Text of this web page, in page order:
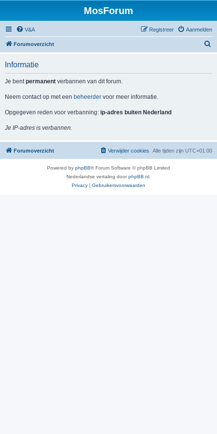
MosForum
V&A Aanmelden
Registreer
Forumoverzicht
Informatie
Je bentpermanent verbannen van dit forum.
Neem contact op met een beheerder voor meer informatie.
Opgegeven reden voor verbanning: ip-adres buiten Nederland
Je IP-adres is verbannen.
Forumoverzicht Alle tijden zijn UTC+01:00
Verwijder cookies
Powered by phpBB® Forum Software © phpBB Limited
Nederlandse vertaling doorphpBB.nl
Privacy | Gebruikersvoorwaarden